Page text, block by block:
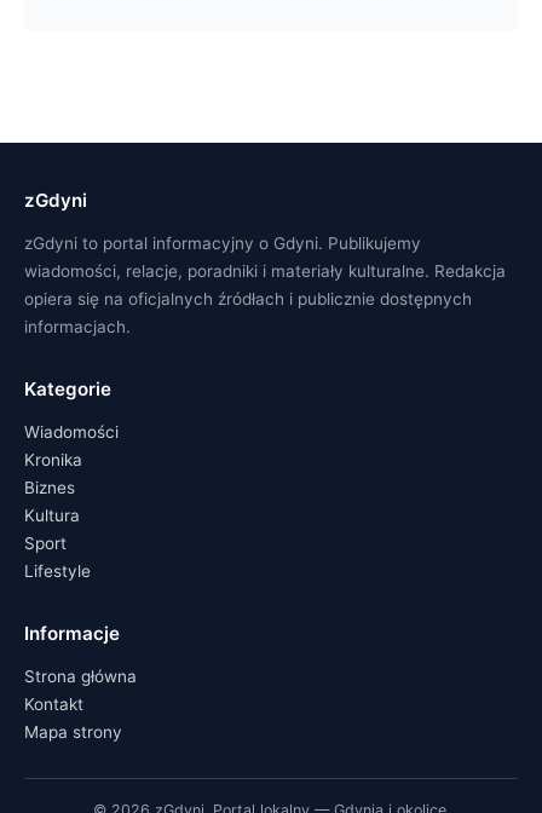
zGdyni
zGdyni to portal informacyjny o Gdyni. Publikujemy
wiadomości, relacje, poradniki i materiały kulturalne. Redakcja
opiera się na oficjalnych źródłach i publicznie dostępnych
informacjach.
Kategorie
Wiadomości
Kronika
Biznes
Kultura
Sport
Lifestyle
Informacje
Strona główna
Kontakt
Mapa strony